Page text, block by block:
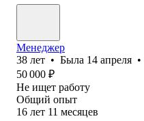
Менеджер
38 лет • Была 14 апреля •
50 000 ₽
Не ищет работу
Общий опыт
16 лет 11 месяцев